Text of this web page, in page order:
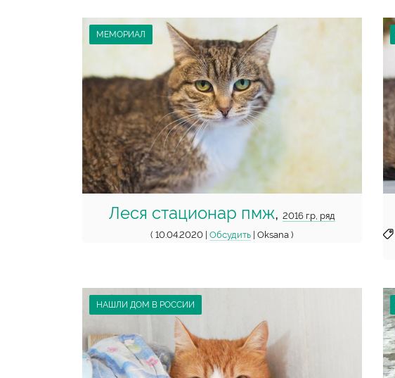
МЕМОРИАЛ
Леся стационар пмж, 2016 г.р, ряд
( 10.04.2020 |Обсудить | Oksana )
НАШЛИ ДОМ В РОССИИ